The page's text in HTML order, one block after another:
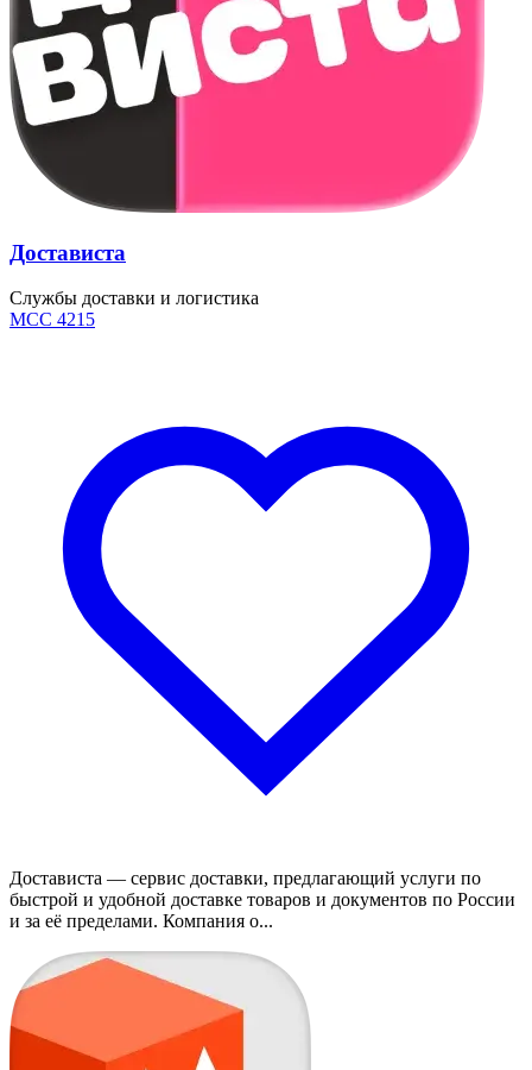
Достависта
Службы доставки и логистика
MCC 4215
Достависта — сервис доставки, предлагающий услуги по
быстрой и удобной доставке товаров и документов по России
и за её пределами. Компания о...